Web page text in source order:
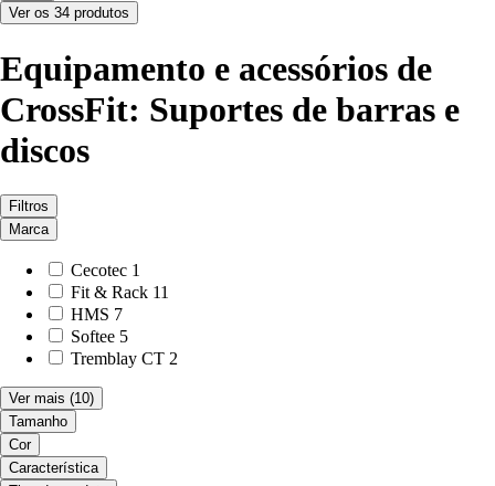
Ver os 34 produtos
Equipamento e acessórios de
CrossFit: Suportes de barras e
discos
Filtros
Marca
Cecotec 1
Fit & Rack 11
HMS 7
Softee 5
Tremblay CT 2
Ver mais (10)
Tamanho
Cor
Característica